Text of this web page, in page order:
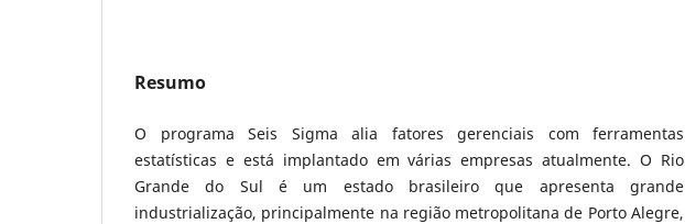
Resumo
O programa Seis Sigma alia fatores gerenciais com ferramentas
estatísticas e está implantado em várias empresas atualmente. O Rio
Grande do Sul é um estado brasileiro que apresenta grande
industrialização, principalmente na região metropolitana de Porto Alegre,